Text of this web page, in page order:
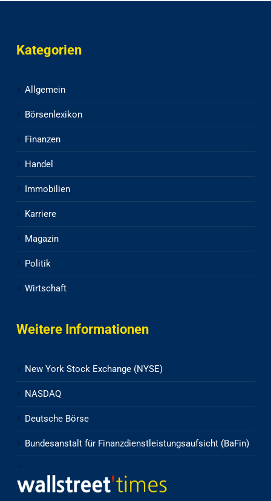
Kategorien
Allgemein
Börsenlexikon
Finanzen
Handel
Immobilien
Karriere
Magazin
Politik
Wirtschaft
Weitere Informationen
New York Stock Exchange (NYSE)
NASDAQ
Deutsche Börse
Bundesanstalt für Finanzdienstleistungsaufsicht (BaFin)